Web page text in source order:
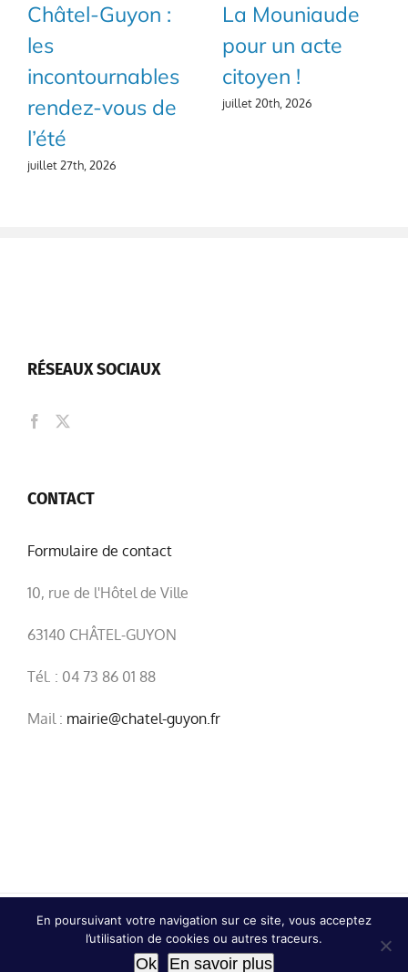
Châtel-Guyon :
les
incontournables
rendez-vous de
l’été
juillet 27th, 2026
La Mouniaude
pour un acte
citoyen !
juillet 20th, 2026
RÉSEAUX SOCIAUX
CONTACT
Formulaire de contact
10, rue de l'Hôtel de Ville
63140 CHÂTEL-GUYON
Tél. : 04 73 86 01 88
Mail : mairie@chatel-guyon.fr
© Copyright2026 | Ville de Châtel-Guyon |
Mentions
légales|Confidentialité
En poursuivant votre navigation sur ce site, vous acceptez
l’utilisation de cookies ou autres traceurs.
Ok En savoir plus